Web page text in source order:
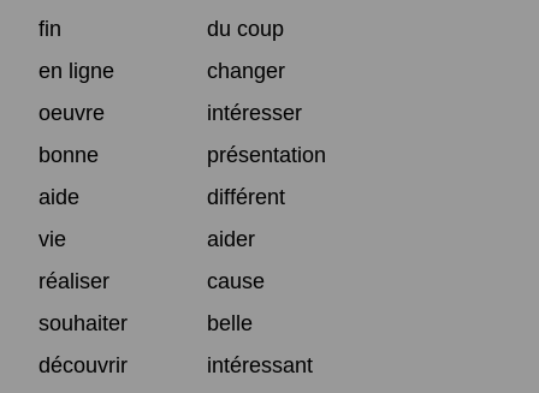
fin
du coup
en ligne
changer
oeuvre
intéresser
bonne
présentation
aide
différent
vie
aider
réaliser
cause
souhaiter
belle
découvrir
intéressant